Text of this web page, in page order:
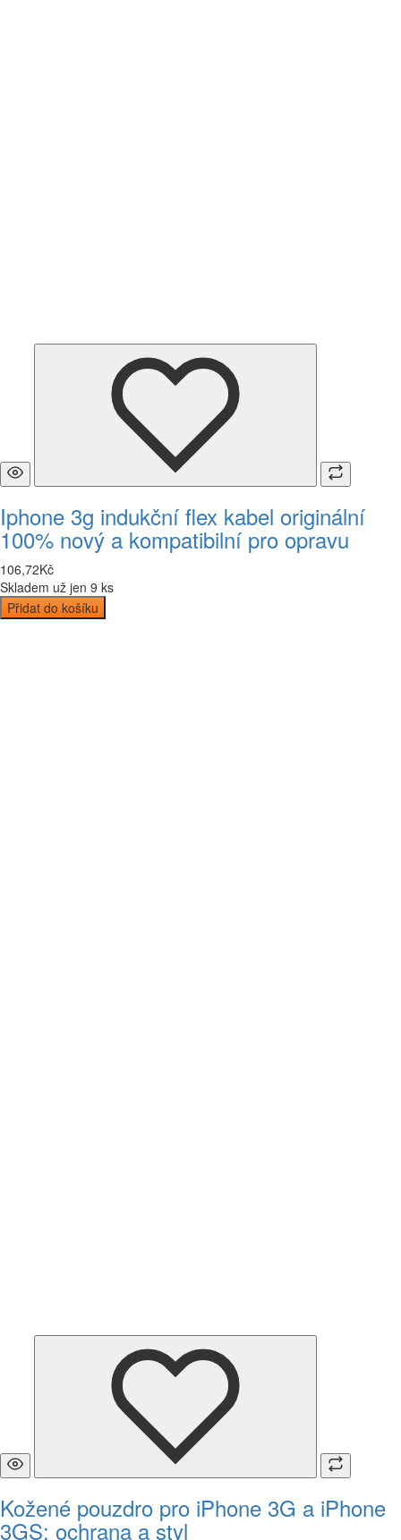
Iphone 3g indukční flex kabel originální
100% nový a kompatibilní pro opravu
106,72Kč
Skladem už jen 9 ks
Přidat do košíku
Kožené pouzdro pro iPhone 3G a iPhone
3GS: ochrana a styl